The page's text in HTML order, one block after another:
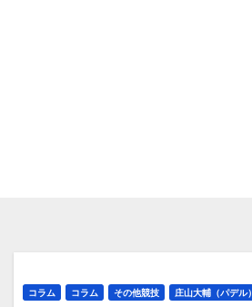
コラム コラム その他競技 庄山大輔（パデル）